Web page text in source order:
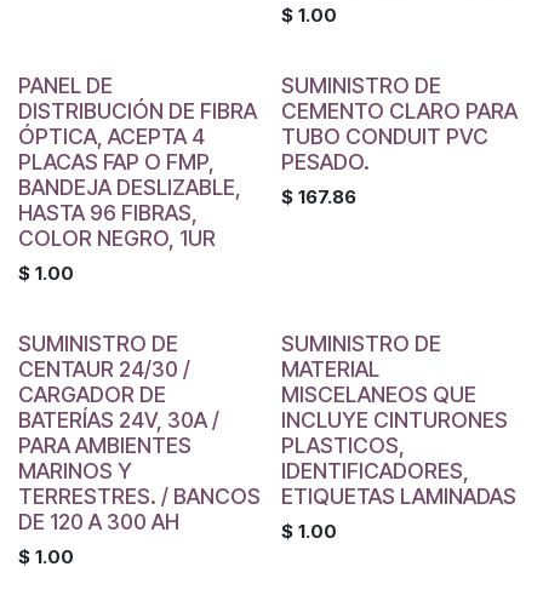
$ 1.00
PANEL DE
DISTRIBUCIÓN DE FIBRA
ÓPTICA, ACEPTA 4
PLACAS FAP O FMP,
BANDEJA DESLIZABLE,
HASTA 96 FIBRAS,
COLOR NEGRO, 1UR
$ 1.00
SUMINISTRO DE
CEMENTO CLARO PARA
TUBO CONDUIT PVC
PESADO.
$ 167.86
SUMINISTRO DE
CENTAUR 24/30 /
CARGADOR DE
BATERÍAS 24V, 30A /
PARA AMBIENTES
MARINOS Y
TERRESTRES. / BANCOS
DE 120 A 300 AH
$ 1.00
SUMINISTRO DE
MATERIAL
MISCELANEOS QUE
INCLUYE CINTURONES
PLASTICOS,
IDENTIFICADORES,
ETIQUETAS LAMINADAS
$ 1.00